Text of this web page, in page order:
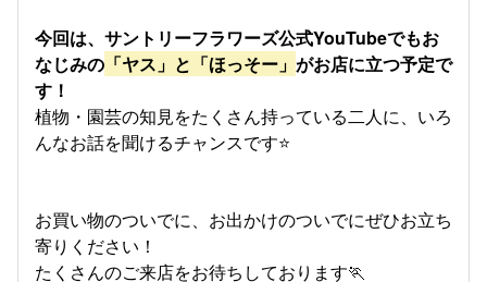
今回は、サントリーフラワーズ公式YouTubeでもお
なじみの 「ヤス」と「ほっそー」 がお店に立つ予定で
す！
植物・園芸の知見をたくさん持っている二人に、いろ
んなお話を聞けるチャンスです⭐
お買い物のついでに、お出かけのついでにぜひお立ち
寄りください！
たくさんのご来店をお待ちしております🏃